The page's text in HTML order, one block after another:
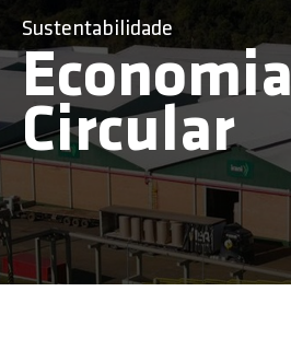
Sustentabilidade
Economia
Circular